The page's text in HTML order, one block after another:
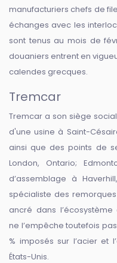
manufacturiers chefs de
échanges avec les
sont tenus au mois de
douaniers entrent en
calendes grecques.
Tremcar
Tremcar a son siège
d'une usine à Saint-
ainsi que des points de
London, Ontario;
d’assemblage à
spécialiste des
ancré dans
ne l’empêche toutefois
% imposés sur l’acier et
États-Unis.